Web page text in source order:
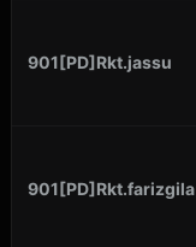
901[PD]Rkt.jassu
901[PD]Rkt.farizgila